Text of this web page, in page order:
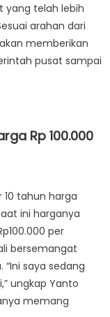
yang telah lebih
arahan dari
memberikan
pusat sampai
Rp 100.000
10 tahun harga
ini harganya
per
bersemangat
saya sedang
ungkap Yanto
memang